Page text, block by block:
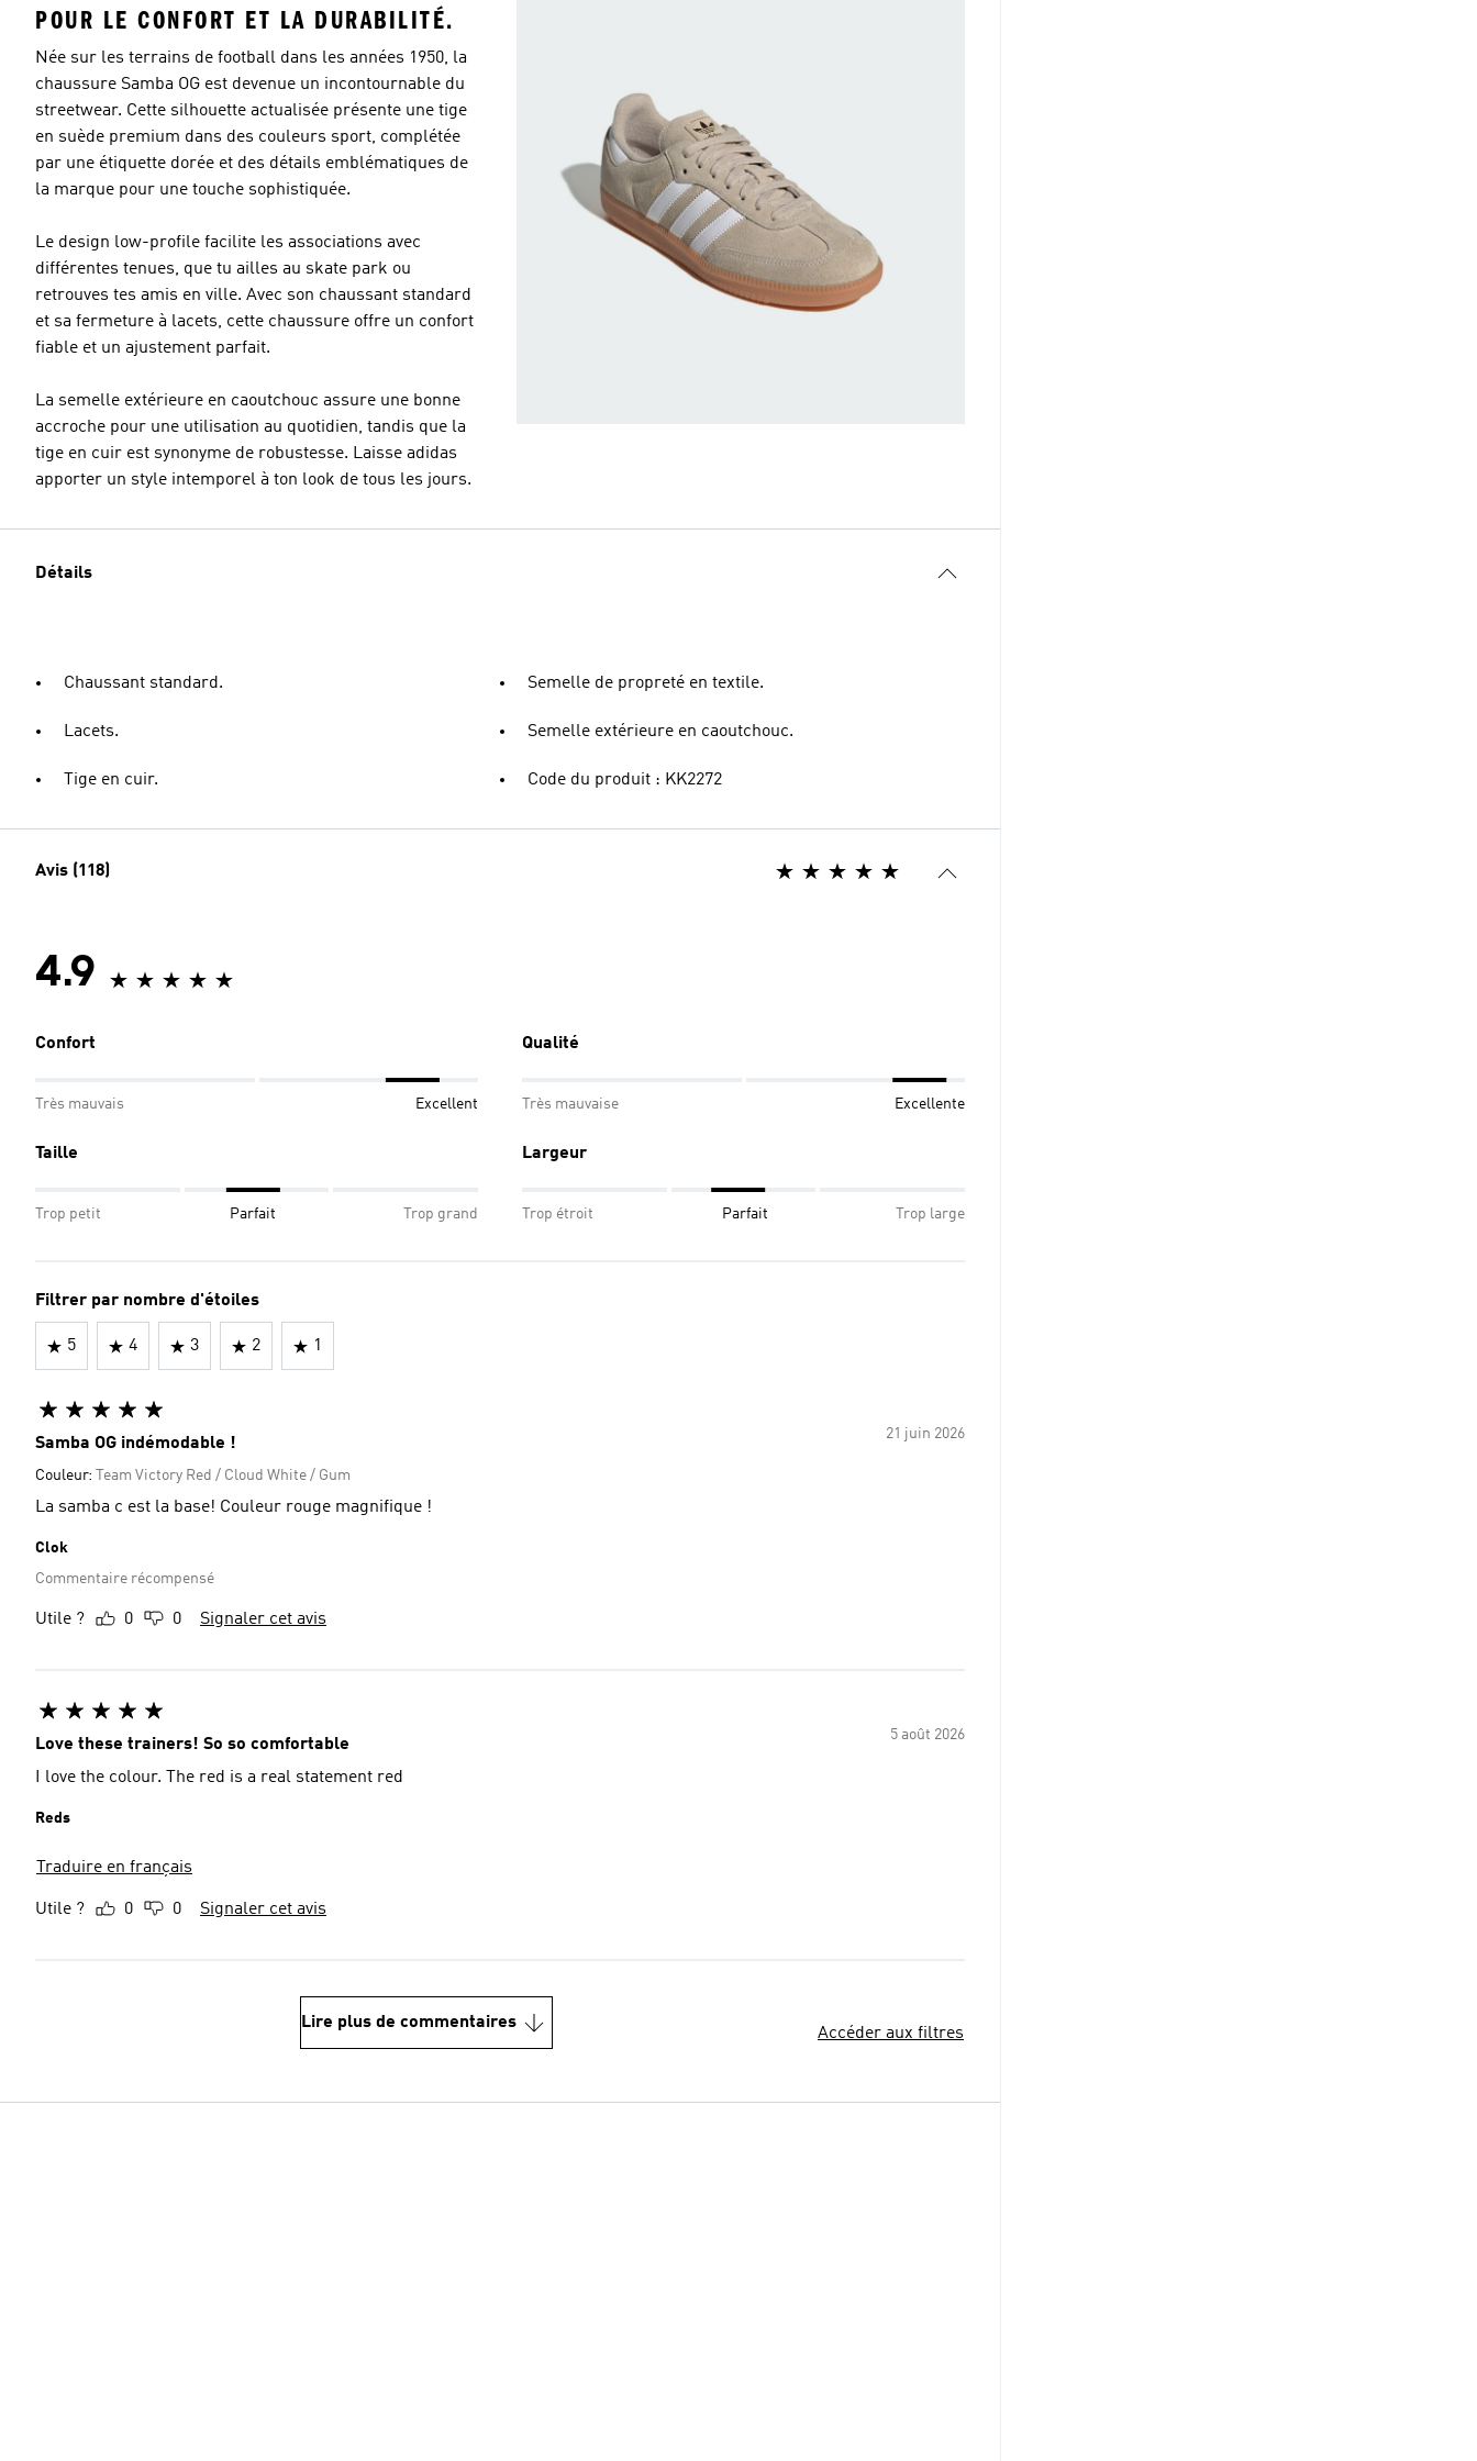
POUR LE CONFORT ET LA DURABILITÉ.
Née sur les terrains de football dans les années 1950, la
chaussure Samba OG est devenue un incontournable du
streetwear. Cette silhouette actualisée présente une tige
en suède premium dans des couleurs sport, complétée
par une étiquette dorée et des détails emblématiques de
la marque pour une touche sophistiquée.
Le design low-profile facilite les associations avec
différentes tenues, que tu ailles au skate park ou
retrouves tes amis en ville. Avec son chaussant standard
et sa fermeture à lacets, cette chaussure offre un confort
fiable et un ajustement parfait.
La semelle extérieure en caoutchouc assure une bonne
accroche pour une utilisation au quotidien, tandis que la
tige en cuir est synonyme de robustesse. Laisse adidas
apporter un style intemporel à ton look de tous les jours.
Détails
Chaussant standard.
Lacets.
Tige en cuir.
Semelle de propreté en textile.
Semelle extérieure en caoutchouc.
Code du produit : KK2272
Avis (118)
4.9
Confort
Très mauvais Excellent
Qualité
Très mauvaise Excellente
Taille
Trop petit Parfait Trop grand
Largeur
Trop étroit Parfait Trop large
Filtrer par nombre d'étoiles
5 4 3 2 1
21 juin 2026
Samba OG indémodable !
Couleur: Team Victory Red / Cloud White / Gum
La samba c est la base! Couleur rouge magnifique !
Clok
Commentaire récompensé
Utile ? 0 0 Signaler cet avis
5 août 2026
Love these trainers! So so comfortable
I love the colour. The red is a real statement red
Reds
Traduire en français
Utile ? 0 0 Signaler cet avis
Lire plus de commentaires
Accéder aux filtres